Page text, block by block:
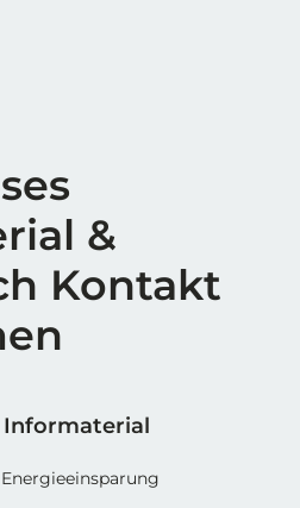
&
Kontakt
Informaterial